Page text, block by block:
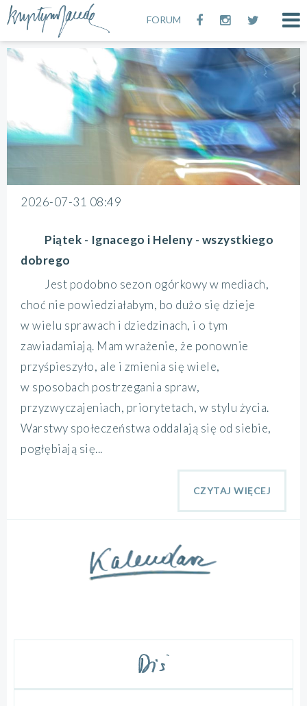
FORUM
2026-07-31 08:49
Piątek - Ignacego i Heleny - wszystkiego
dobrego
Jest podobno sezon ogórkowy w mediach,
choć nie powiedziałabym, bo dużo się dzieje
w wielu sprawach i dziedzinach, i o tym
zawiadamiają. Mam wrażenie, że ponownie
przyśpieszyło, ale i zmienia się wiele,
w sposobach postrzegania spraw,
przyzwyczajeniach, priorytetach, w stylu życia.
Warstwy społeczeństwa oddalają się od siebie,
pogłębiają się...
CZYTAJ WIĘCEJ